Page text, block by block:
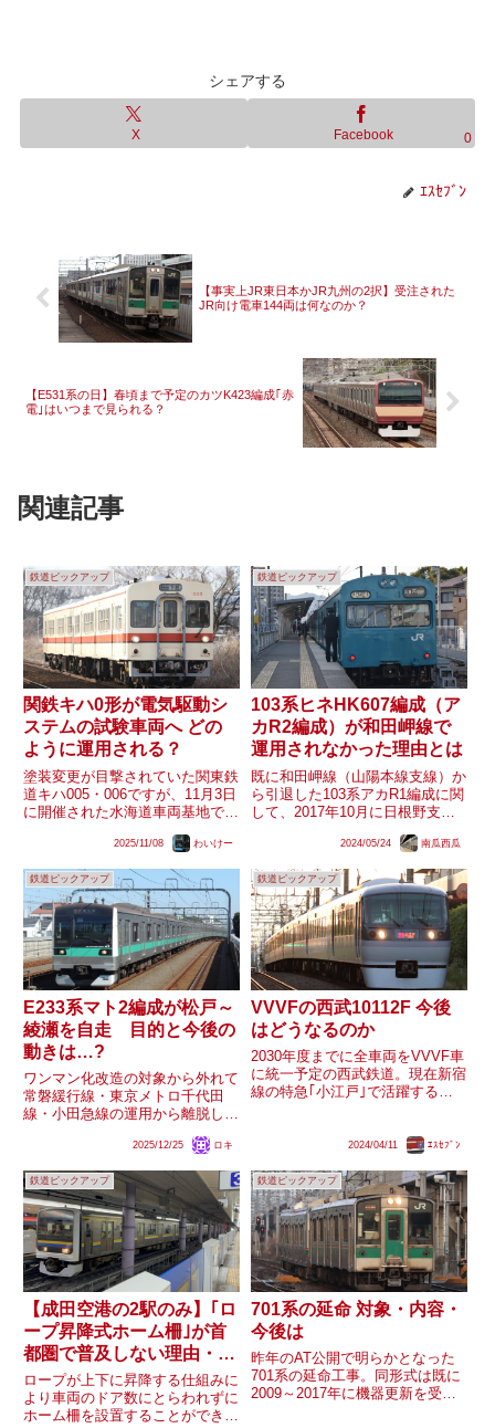
シェアする
X Facebook 0
ｴｽｾﾌﾞﾝ
【事実上JR東日本かJR九州の2択】受注された
JR向け電車144両は何なのか？
【E531系の日】春頃まで予定のカツK423編成｢赤
電｣はいつまで見られる？
関連記事
鉄道ピックアップ
関鉄キハ0形が電気駆動シ
ステムの試験車両へ どの
ように運用される？
塗装変更が目撃されていた関東鉄
道キハ005・006ですが、11月3日
に開催された水海道車両基地での
鉄道車両用省エネ電気駆動システ
した。展示パネルの内容によると
環境省の実証事業として...
2025/11/08 わいけー
鉄道ピックアップ
103系ヒネHK607編成（ア
カR2編成）が和田岬線で
運用されなかった理由とは
既に和田岬線（山陽本線支線）か
ら引退した103系アカR1編成に関
して、2017年10月に日根野支所
が明石支所に回送されたことで、
換えることが噂される状況となっ
たことが過去に...
2024/05/24 南瓜西瓜
鉄道ピックアップ
E233系マト2編成が松戸～
綾瀬を自走 目的と今後の
動きは…?
ワンマン化改造の対象から外れて
常磐緩行線・東京メトロ千代田
線・小田急線の運用から離脱した
ト2編成が、先日夜に松戸(車両セ
ていたようです。一部の鉄道趣味
雑誌には2000番台も房...
2025/12/25 ロキ
鉄道ピックアップ
VVVFの西武10112F 今後
はどうなるのか
2030年度までに全車両をVVVF車
に統一予定の西武鉄道。現在新宿
線の特急｢小江戸｣で活躍する
すが、最後に製造された10112F
たVVVFにな...
2024/04/11 ｴｽｾﾌﾞﾝ
鉄道ピックアップ
【成田空港の2駅のみ】｢ロ
ープ昇降式ホーム柵｣が首
都圏で普及しない理由・今
後は？
ロープが上下に昇降する仕組みに
より車両のドア数にとらわれずに
ホーム柵を設置することができ
鉄道ピックアップ
701系の延命 対象・内容・
今後は
昨年のAT公開で明らかとなった
701系の延命工事。同形式は既に
2009～2017年に機器更新を受け